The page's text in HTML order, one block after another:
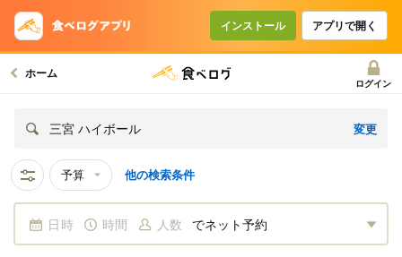
インストール アプリで開く
ホーム
ログイン
三宮 ハイボール 変更
予算 他の検索条件
日時 時間 人数 でネット予約